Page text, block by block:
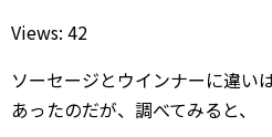
Views: 42
ソーセージとウインナーに違い
あったのだが、調べてみると、